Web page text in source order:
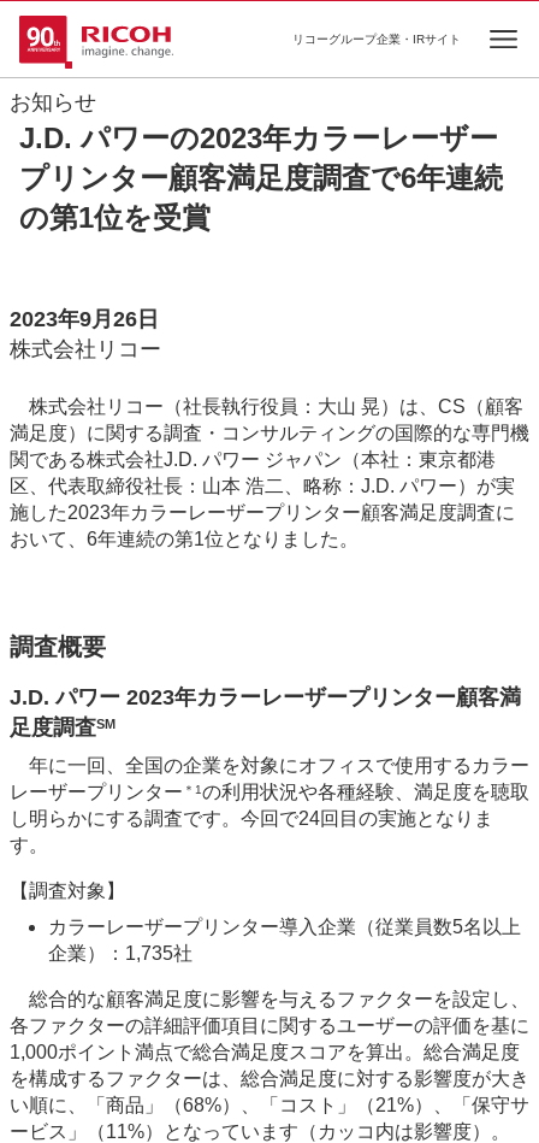
リコーグループ企業・IRサイト
お知らせ
J.D. パワーの2023年カラーレーザー
プリンター顧客満足度調査で6年連続
の第1位を受賞
2023年9月26日
株式会社リコー
株式会社リコー（社長執行役員：大山 晃）は、CS（顧客
満足度）に関する調査・コンサルティングの国際的な専門機
関である株式会社J.D. パワー ジャパン（本社：東京都港
区、代表取締役社長：山本 浩二、略称：J.D. パワー）が実
施した2023年カラーレーザープリンター顧客満足度調査に
おいて、6年連続の第1位となりました。
調査概要
J.D. パワー 2023年カラーレーザープリンター顧客満
足度調査SM
年に一回、全国の企業を対象にオフィスで使用するカラー
レーザープリンター ＊1の利用状況や各種経験、満足度を聴取
し明らかにする調査です。今回で24回目の実施となりま
す。
【調査対象】
カラーレーザープリンター導入企業（従業員数5名以上
企業）：1,735社
総合的な顧客満足度に影響を与えるファクターを設定し、
各ファクターの詳細評価項目に関するユーザーの評価を基に
1,000ポイント満点で総合満足度スコアを算出。総合満足度
を構成するファクターは、総合満足度に対する影響度が大き
い順に、「商品」（68%）、「コスト」（21%）、「保守サ
ービス」（11%）となっています（カッコ内は影響度）。